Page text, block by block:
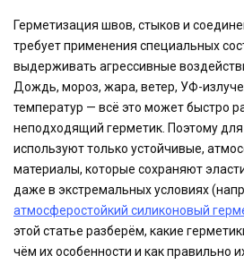
Герметизация швов, стыков и
требует применения специальных
выдерживать агрессивные
Дождь, мороз, жара, ветер, УФ-
температур — всё это может быстро
неподходящий герметик. Поэтому
используют только устойчивые,
материалы, которые сохраняют
даже в экстремальных условиях
атмосферостойкий силиконовый
этой статье разберём, какие
чём их особенности и как правильно